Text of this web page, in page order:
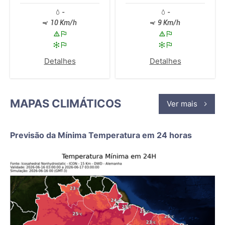
-
10 Km/h
Detalhes
-
9 Km/h
Detalhes
MAPAS CLIMÁTICOS Ver mais
Previsão da Mínima Temperatura em 24 horas